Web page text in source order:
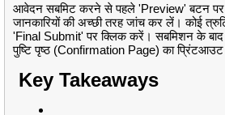
आवेदन सबमिट करने से पहले 'Preview' बटन पर
जानकारियों की अच्छी तरह जांच कर लें। कोई
'Final Submit' पर क्लिक करें। सबमिशन के
पुष्टि पृष्ठ (Confirmation Page) का
Key Takeaways